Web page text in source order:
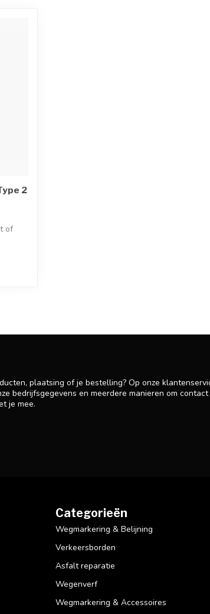
2
of
plaatsing of je bestelling? Op onze
bedrijfsgegevens en meerdere manieren om
je mee.
Categorieën
Wegmarkering & Belijning
Verkeersborden
Asfalt reparatie
Wegenverf
Wegmarkering & Accessoires